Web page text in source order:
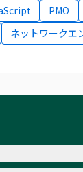
PMO
ネットワークエ